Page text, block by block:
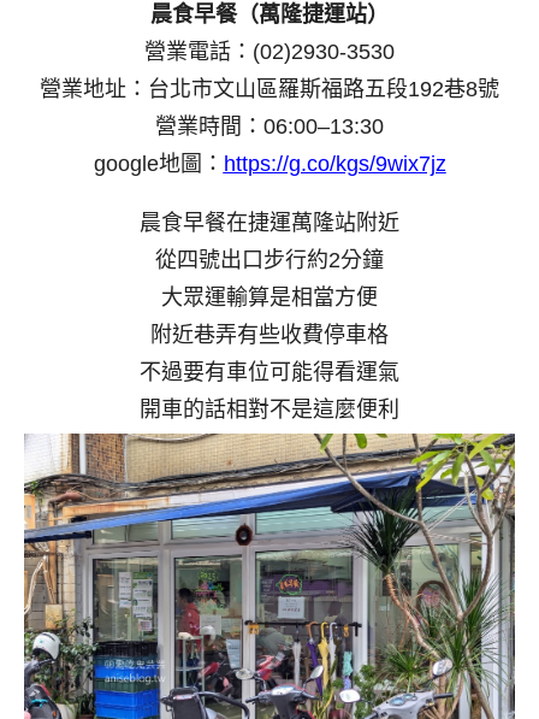
晨食早餐（萬隆捷運站）
營業電話：(02)2930-3530
營業地址：台北市文山區羅斯福路五段192巷8號
營業時間：06:00–13:30
google地圖： https://g.co/kgs/9wix7jz
晨食早餐在捷運萬隆站附近
從四號出口步行約2分鐘
大眾運輸算是相當方便
附近巷弄有些收費停車格
不過要有車位可能得看運氣
開車的話相對不是這麼便利